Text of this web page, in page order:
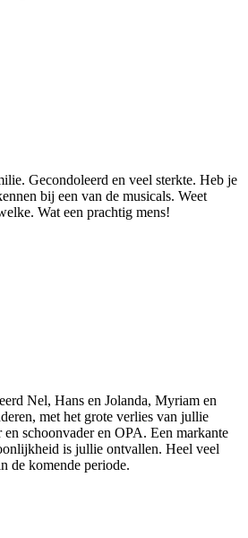
Gecondoleerd en veel sterkte. Heb je
bij een van de musicals. Weet
Wat een prachtig mens!
Nel, Hans en Jolanda, Myriam en
met het grote verlies van jullie
en schoonvader en OPA. Een markante
is jullie ontvallen. Heel veel
de komende periode.